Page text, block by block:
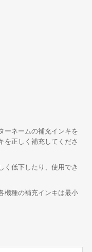
ーネームの補充インキを
を正しく補充してくださ
く低下したり、使用でき
機種の補充インキは最小